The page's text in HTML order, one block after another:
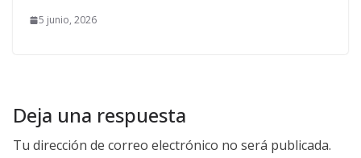
5 junio, 2026
Deja una respuesta
Tu dirección de correo electrónico no será publicada.